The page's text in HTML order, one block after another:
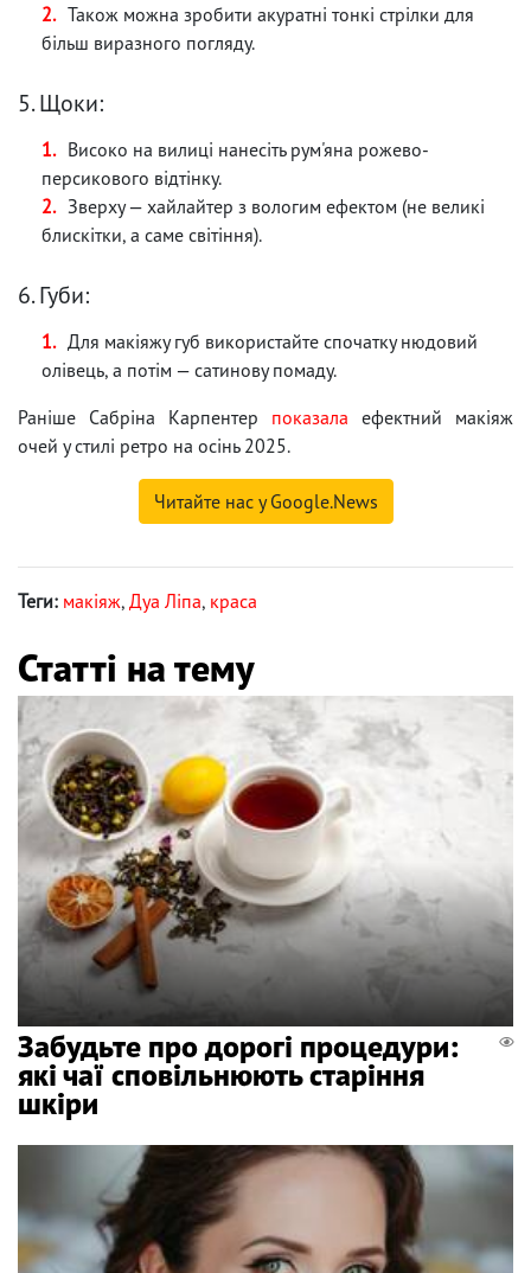
Також можна зробити акуратні тонкі стрілки для
більш виразного погляду.
5. Щоки:
Високо на вилиці нанесіть рум'яна рожево-
персикового відтінку.
Зверху — хайлайтер з вологим ефектом (не великі
блискітки, а саме світіння).
6. Губи:
Для макіяжу губ використайте спочатку нюдовий
олівець, а потім — сатинову помаду.
Раніше Сабріна Карпентер показала ефектний макіяж
очей у стилі ретро на осінь 2025.
Читайте нас у Google.News
Теги: макіяж, Дуа Ліпа, краса
Статті на тему
Забудьте про дорогі процедури:
які чаї сповільнюють старіння
шкіри